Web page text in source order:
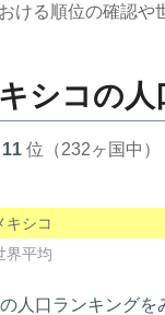
ける順位の確認や
シコの人
11 位（232ヶ国中）
キシコ
界平均
人口ランキングを